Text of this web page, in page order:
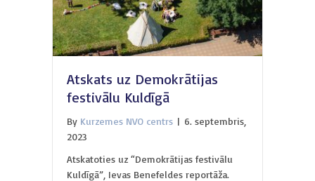
Atskats uz Demokrātijas
festivālu Kuldīgā
By Kurzemes NVO centrs | 6. septembris,
2023
Atskatoties uz “Demokrātijas festivālu
Kuldīgā”, Ievas Benefeldes reportāža.